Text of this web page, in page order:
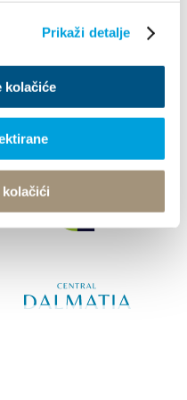
Prikaži detalje
kolačiće
Signed Design